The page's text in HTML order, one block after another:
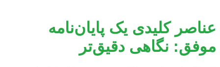
عناصر کلیدی یک پایان‌نامه
موفق: نگاهی دقیق‌تر